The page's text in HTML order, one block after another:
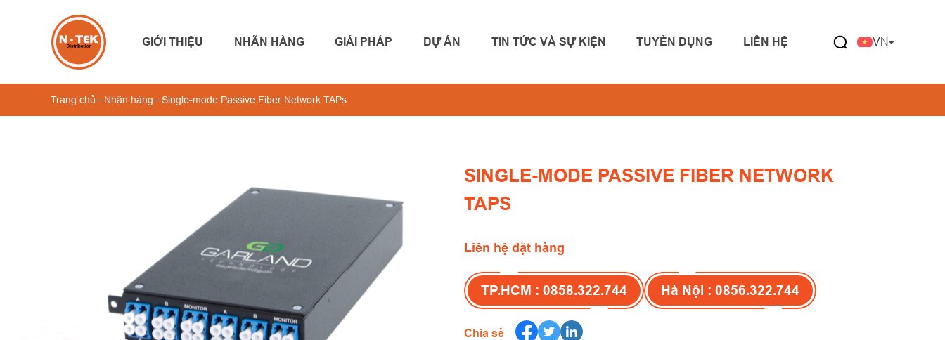
GIỚI THIỆU NHÃN HÀNG GIẢI PHÁP DỰ ÁN TIN TỨC VÀ SỰ KIỆN TUYỂN DỤNG LIÊN HỆ VN
Trang chủ Nhãn hàng Single-mode Passive Fiber Network TAPs
SINGLE-MODE PASSIVE FIBER NETWORK
TAPS
Liên hệ đặt hàng
TP.HCM : 0858.322.744 Hà Nội : 0856.322.744
Chia sẻ